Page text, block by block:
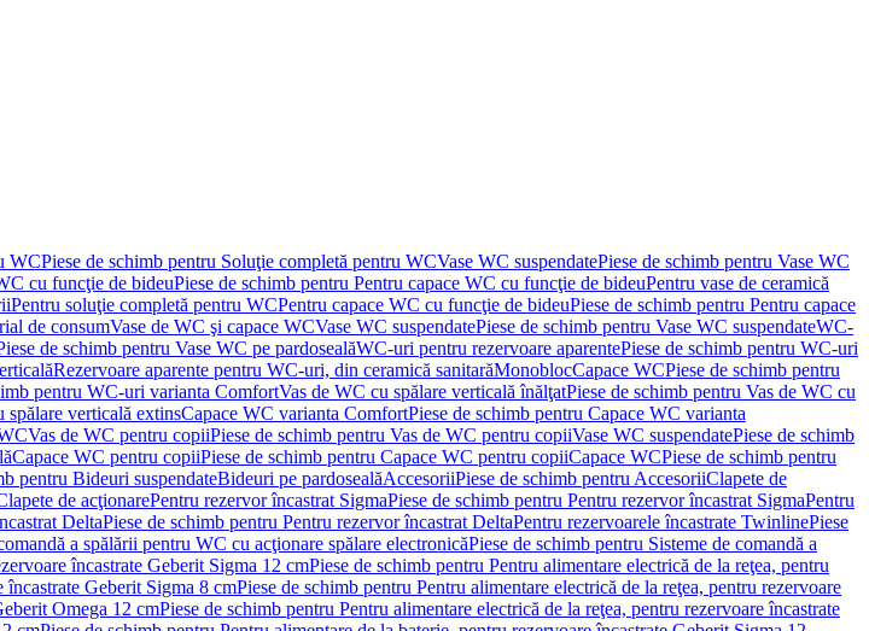
WCPiese de schimb pentru Soluţie completă pentru WCVase WC suspendatePiese de schimb pentru Vase WC
cu funcţie de bideuPiese de schimb pentru Pentru capace WC cu funcţie de bideuPentru vase de ceramică
Pentru soluţie completă pentru WCPentru capace WC cu funcţie de bideuPiese de schimb pentru Pentru capace
de consumVase de WC şi capace WCVase WC suspendatePiese de schimb pentru Vase WC suspendateWC-
de schimb pentru Vase WC pe pardosealăWC-uri pentru rezervoare aparentePiese de schimb pentru WC-uri
Rezervoare aparente pentru WC-uri, din ceramică sanitarăMonoblocCapace WCPiese de schimb pentru
pentru WC-uri varianta ComfortVas de WC cu spălare verticală înălţatPiese de schimb pentru Vas de WC cu
spălare verticală extinsCapace WC varianta ComfortPiese de schimb pentru Capace WC varianta
Vas de WC pentru copiiPiese de schimb pentru Vas de WC pentru copiiVase WC suspendatePiese de schimb
Capace WC pentru copiiPiese de schimb pentru Capace WC pentru copiiCapace WCPiese de schimb pentru
pentru Bideuri suspendateBideuri pe pardosealăAccesoriiPiese de schimb pentru AccesoriiClapete de
de acţionarePentru rezervor încastrat SigmaPiese de schimb pentru Pentru rezervor încastrat SigmaPentru
DeltaPiese de schimb pentru Pentru rezervor încastrat DeltaPentru rezervoarele încastrate TwinlinePiese
a spălării pentru WC cu acţionare spălare electronicăPiese de schimb pentru Sisteme de comandă a
încastrate Geberit Sigma 12 cmPiese de schimb pentru Pentru alimentare electrică de la reţea, pentru
încastrate Geberit Sigma 8 cmPiese de schimb pentru Pentru alimentare electrică de la reţea, pentru rezervoare
Omega 12 cmPiese de schimb pentru Pentru alimentare electrică de la reţea, pentru rezervoare încastrate